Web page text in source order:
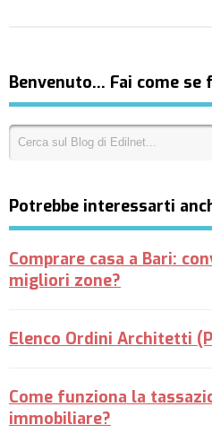
Benvenuto… Fai come se
Potrebbe interessarti
Comprare casa a Bari:
migliori zone?
Elenco Ordini Architetti
Come funziona la
immobiliare?